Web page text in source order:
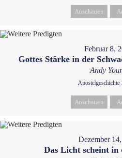
Anschauen
Februar 8,
Gottes Stärke in der
Andy
Apostelgeschichte
Anschauen
Dezember
Das Licht scheint in